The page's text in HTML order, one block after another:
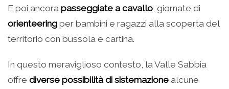
E poi ancora passeggiate a cavallo , giornate di
orienteering per bambini e ragazzi alla scoperta del
territorio con bussola e cartina.
In questo meraviglioso contesto, la Valle Sabbia
offre diverse possibilità di sistemazione alcune